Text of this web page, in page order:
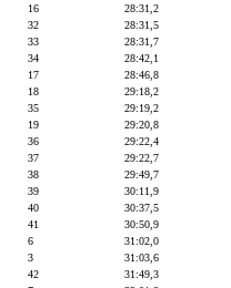
16 28:31,2
32 28:31,5
33 28:31,7
34 28:42,1
17 28:46,8
18 29:18,2
35 29:19,2
19 29:20,8
36 29:22,4
37 29:22,7
38 29:49,7
39 30:11,9
40 30:37,5
41 30:50,9
6 31:02,0
3 31:03,6
42 31:49,3